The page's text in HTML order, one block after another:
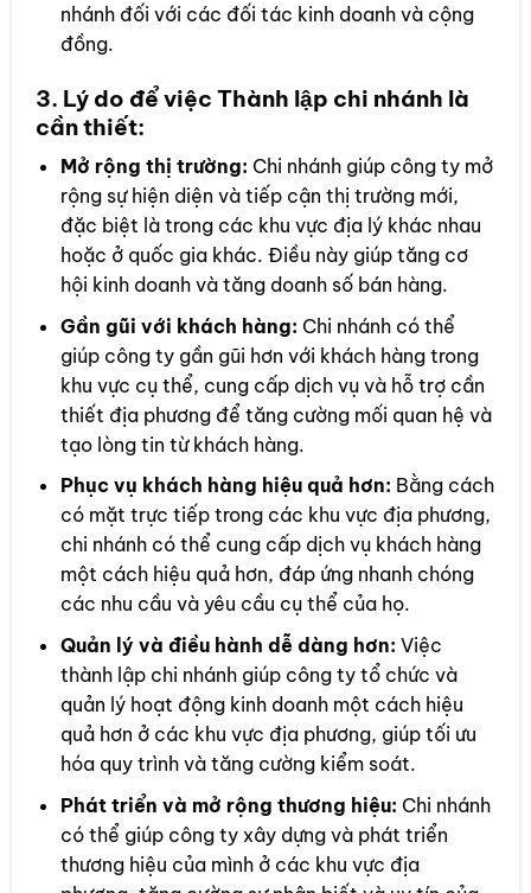
nhánh đối với các đối tác kinh doanh và cộng
đồng.
3. Lý do để việc Thành lập chi nhánh là
cần thiết:
Mở rộng thị trường: Chi nhánh giúp công ty mở
rộng sự hiện diện và tiếp cận thị trường mới,
đặc biệt là trong các khu vực địa lý khác nhau
hoặc ở quốc gia khác. Điều này giúp tăng cơ
hội kinh doanh và tăng doanh số bán hàng.
Gần gũi với khách hàng: Chi nhánh có thể
giúp công ty gần gũi hơn với khách hàng trong
khu vực cụ thể, cung cấp dịch vụ và hỗ trợ cần
thiết địa phương để tăng cường mối quan hệ và
tạo lòng tin từ khách hàng.
Phục vụ khách hàng hiệu quả hơn: Bằng cách
có mặt trực tiếp trong các khu vực địa phương,
chi nhánh có thể cung cấp dịch vụ khách hàng
một cách hiệu quả hơn, đáp ứng nhanh chóng
các nhu cầu và yêu cầu cụ thể của họ.
Quản lý và điều hành dễ dàng hơn: Việc
thành lập chi nhánh giúp công ty tổ chức và
quản lý hoạt động kinh doanh một cách hiệu
quả hơn ở các khu vực địa phương, giúp tối ưu
hóa quy trình và tăng cường kiểm soát.
Phát triển và mở rộng thương hiệu: Chi nhánh
có thể giúp công ty xây dựng và phát triển
thương hiệu của mình ở các khu vực địa